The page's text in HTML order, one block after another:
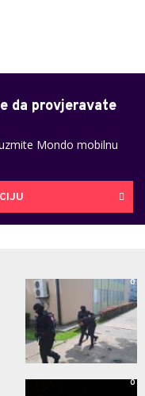
da provjeravate
Mondo mobilnu
0
0